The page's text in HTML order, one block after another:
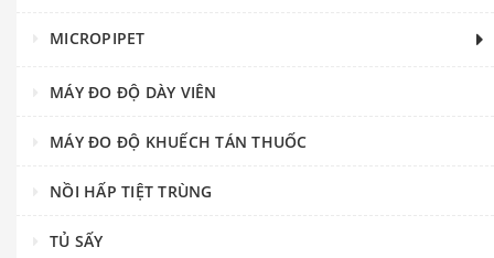
MICROPIPET
MÁY ĐO ĐỘ DÀY VIÊN
MÁY ĐO ĐỘ KHUẾCH TÁN THUỐC
NỒI HẤP TIỆT TRÙNG
TỦ SẤY